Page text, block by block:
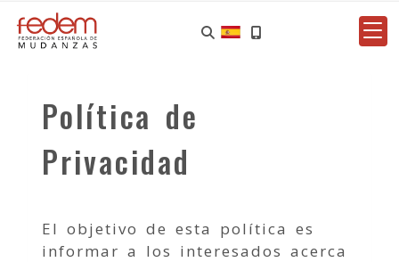
Política de
Privacidad
El objetivo de esta política es
informar a los interesados acerca